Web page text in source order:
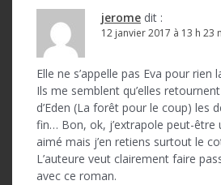
jerome dit :
12 janvier 2017 à 13 h 23
Elle ne s’appelle pas Eva pour rien
Ils me semblent qu’elles
d’Eden (La forêt pour le coup) les
fin… Bon, ok, j’extrapole peut-être
aimé mais j’en retiens surtout le
L’auteure veut clairement faire
avec ce roman.